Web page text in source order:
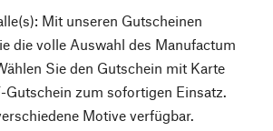
Mit unseren Gutscheinen
die volle Auswahl des Manufactum
Sie den Gutschein mit Karte
Gutschein zum sofortigen Einsatz.
Motive verfügbar.